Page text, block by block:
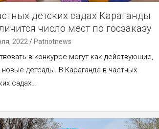
детских садах Караганды
число мест по госзаказу
2022 Patriotnews
в конкурсе могут как действующие,
новые детсады. В Караганде в частных
садах…